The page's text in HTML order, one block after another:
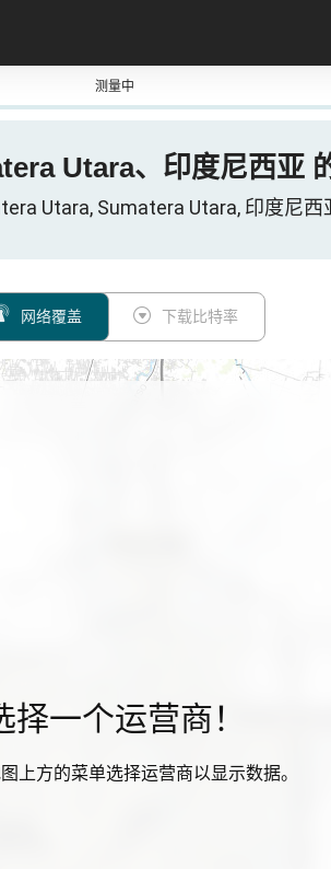
测量中
Utara、印度尼西亚
Utara, Sumatera Utara, 印度尼
网络覆盖 下载比特率
择一个运营商！
上方的菜单选择运营商以显示数据。